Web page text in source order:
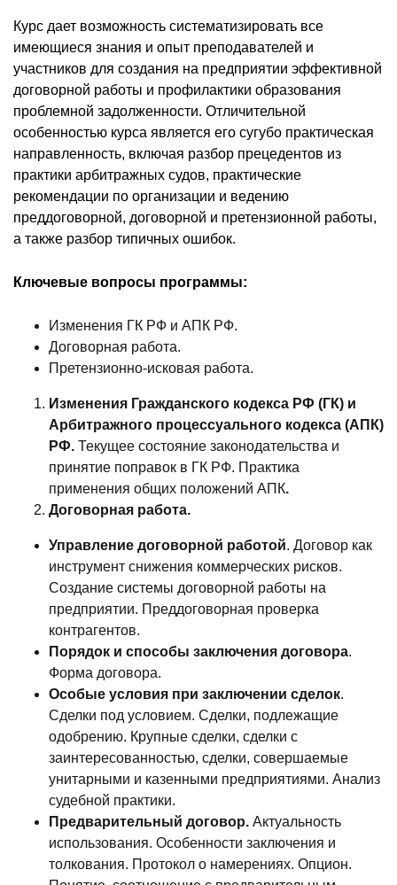
Курс дает возможность систематизировать все
имеющиеся знания и опыт преподавателей и
участников для создания на предприятии эффективной
договорной работы и профилактики образования
проблемной задолженности. Отличительной
особенностью курса является его сугубо практическая
направленность, включая разбор прецедентов из
практики арбитражных судов, практические
рекомендации по организации и ведению
преддоговорной, договорной и претензионной работы,
а также разбор типичных ошибок.
Ключевые вопросы программы:
Изменения ГК РФ и АПК РФ.
Договорная работа.
Претензионно-исковая работа.
Изменения Гражданского кодекса РФ (ГК) и
Арбитражного процессуального кодекса (АПК)
РФ. Текущее состояние законодательства и
принятие поправок в ГК РФ. Практика
применения общих положений АПК.
Договорная работа.
Управление договорной работой. Договор как
инструмент снижения коммерческих рисков.
Создание системы договорной работы на
предприятии. Преддоговорная проверка
контрагентов.
Порядок и способы заключения договора.
Форма договора.
Особые условия при заключении сделок.
Сделки под условием. Сделки, подлежащие
одобрению. Крупные сделки, сделки с
заинтересованностью, сделки, совершаемые
унитарными и казенными предприятиями. Анализ
судебной практики.
Предварительный договор. Актуальность
использования. Особенности заключения и
толкования. Протокол о намерениях. Опцион.